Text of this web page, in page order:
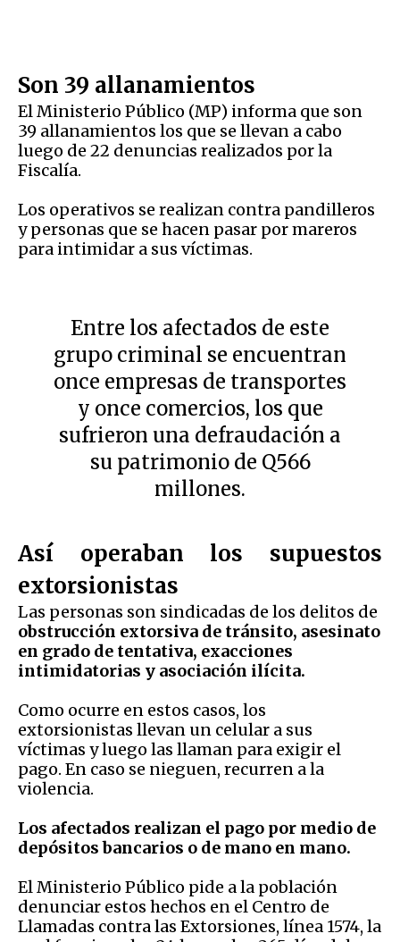
Son 39 allanamientos
El Ministerio Público (MP) informa que son
39 allanamientos los que se llevan a cabo
luego de 22 denuncias realizados por la
Fiscalía.
Los operativos se realizan contra pandilleros
y personas que se hacen pasar por mareros
para intimidar a sus víctimas.
Entre los afectados de este
grupo criminal se encuentran
once empresas de transportes
y once comercios, los que
sufrieron una defraudación a
su patrimonio de Q566
millones.
Así operaban los supuestos
extorsionistas
Las personas son sindicadas de los delitos de
obstrucción extorsiva de tránsito, asesinato
en grado de tentativa, exacciones
intimidatorias y asociación ilícita.
Como ocurre en estos casos, los
extorsionistas llevan un celular a sus
víctimas y luego las llaman para exigir el
pago. En caso se nieguen, recurren a la
violencia.
Los afectados realizan el pago por medio de
depósitos bancarios o de mano en mano.
El Ministerio Público pide a la población
denunciar estos hechos en el Centro de
Llamadas contra las Extorsiones, línea 1574, la